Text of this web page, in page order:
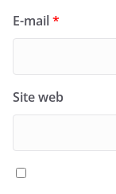
E-mail*
Site web